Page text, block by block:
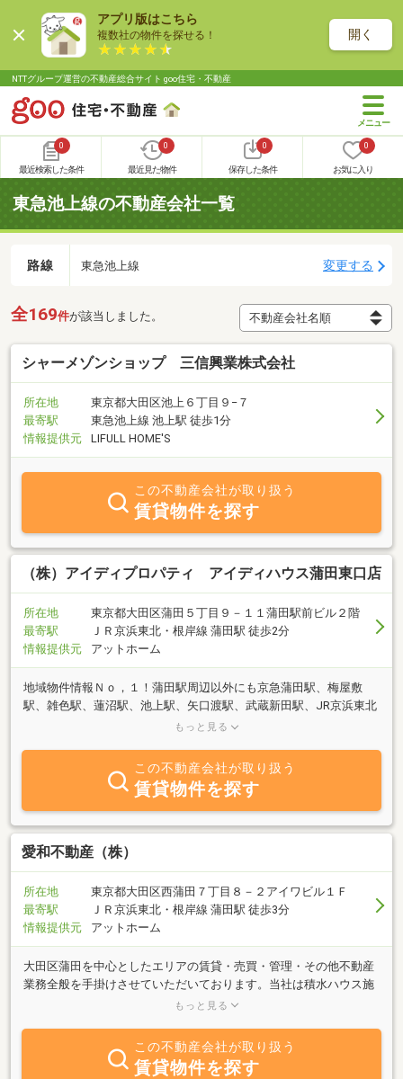
アプリ版はこちら
複数社の物件を探せる！ 開く
NTTグループ運営の不動産総合サイト goo住宅・不動産
0
最近検索した条件
0
最近見た物件
0
保存した条件
0
お気に入り
東急池上線の不動産会社一覧
路線 東急池上線 変更する
全169件が該当しました。
シャーメゾンショップ 三信興業株式会社
所在地
東京都大田区池上６丁目９−７
最寄駅
東急池上線 池上駅 徒歩1分
情報提供元
LIFULL HOME'S
この不動産会社が取り扱う
賃貸物件を探す
（株）アイディプロパティ アイディハウス蒲田東口店
所在地
東京都大田区蒲田５丁目９－１１蒲田駅前ビル２階
最寄駅
ＪＲ京浜東北・根岸線 蒲田駅 徒歩2分
情報提供元
アットホーム
地域物件情報Ｎｏ，１！蒲田駅周辺以外にも京急蒲田駅、梅屋敷
駅、雑色駅、蓮沼駅、池上駅、矢口渡駅、武蔵新田駅、JR京浜東北
線、京浜急行線、京急空港線、東急池上線、東急多摩川線など大田
安・激安物件、高級物件、敷金礼金なし、ペット可、保証人不要、
バイク可、法人契約、ＵＲ賃貸、建て替え、生活保護、外国籍の方
など賃貸ならなんでもご相談下さい！♪オーナーさん大募集中！是
非お任せ下さい♪検索ページ以外にも多数物件あり！
もっと見る
この不動産会社が取り扱う
賃貸物件を探す
愛和不動産（株）
所在地
東京都大田区西蒲田７丁目８－２アイワビル１Ｆ
最寄駅
ＪＲ京浜東北・根岸線 蒲田駅 徒歩3分
情報提供元
アットホーム
大田区蒲田を中心としたエリアの賃貸・売買・管理・その他不動産
業務全般を手掛けさせていただいております。当社は積水ハウス施
工の賃貸住宅シャーメゾンの正規取扱店≪シャーメゾンショップ≫
ります。スタッフ一同でお客様のご満足していただける物件をご紹
介させて頂きます。
もっと見る
この不動産会社が取り扱う
賃貸物件を探す